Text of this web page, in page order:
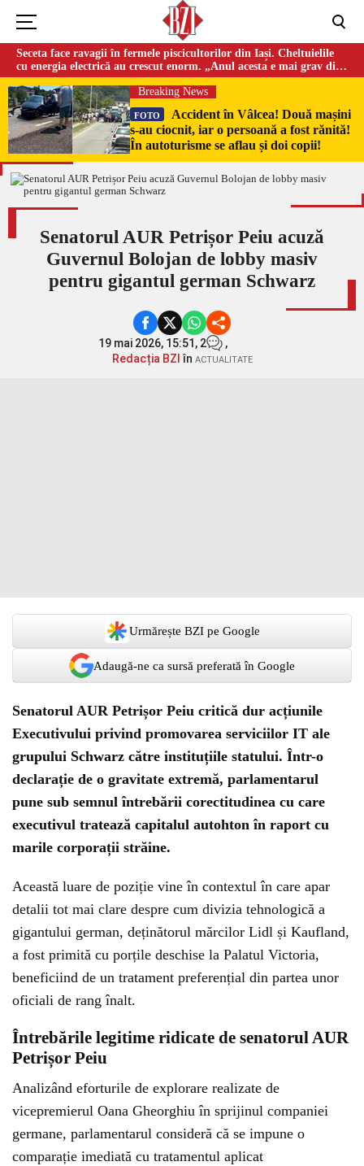
Seceta face ravagii în fermele piscicultorilor din Iași. Cheltuielile
cu energia electrică au crescut enorm. „Anul acesta e mai grav din
cauza temperaturilor foarte mari”
Breaking News
FOTO
Accident în Vâlcea! Două mașini
s-au ciocnit, iar o persoană a fost rănită!
În autoturisme se aflau și doi copii!
Senatorul AUR Petrișor Peiu acuză
Guvernul Bolojan de lobby masiv
pentru gigantul german Schwarz
19 mai 2026, 15:51, 2
,
Redacția BZI în ACTUALITATE
Urmărește BZI pe Google
Adaugă-ne ca sursă preferată în Google
Senatorul AUR Petrișor Peiu critică dur acțiunile
Executivului privind promovarea serviciilor IT ale
grupului Schwarz către instituțiile statului. Într-o
declarație de o gravitate extremă, parlamentarul
pune sub semnul întrebării corectitudinea cu care
executivul tratează capitalul autohton în raport cu
marile corporații străine.
Această luare de poziție vine în contextul în care apar
detalii tot mai clare despre cum divizia tehnologică a
gigantului german, deținătorul mărcilor Lidl și Kaufland,
a fost primită cu porțile deschise la Palatul Victoria,
beneficiind de un tratament preferențial din partea unor
oficiali de rang înalt.
Întrebările legitime ridicate de senatorul AUR
Petrișor Peiu
Analizând eforturile de explorare realizate de
vicepremierul Oana Gheorghiu în sprijinul companiei
germane, parlamentarul consideră că se impune o
comparație imediată cu tratamentul aplicat